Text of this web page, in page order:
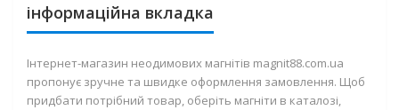
інформаційна вкладка
Інтернет-магазин неодимових магнітів magnit88.com.ua
пропонує зручне та швидке оформлення замовлення. Щоб
придбати потрібний товар, оберіть магніти в каталозі,